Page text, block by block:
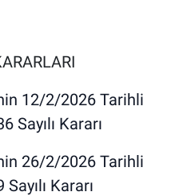
12/2/2026 Tarihli
Sayılı Kararı
26/2/2026 Tarihli
Kararı